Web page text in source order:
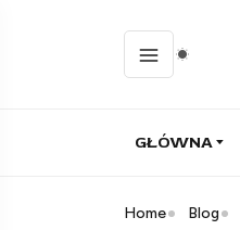
GŁÓWNA
Home Blog